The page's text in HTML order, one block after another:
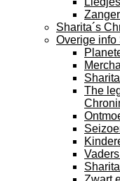
Sharita´s
Overige info
The